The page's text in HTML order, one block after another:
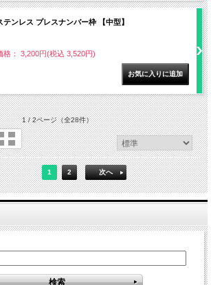
テンレス プレスナンバー枠 【中型】
格： 3,200円(税込 3,520円)
1 / 2ページ（全28件）
1 2 次へ